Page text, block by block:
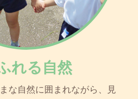
れる自然
な自然に囲まれながら、見